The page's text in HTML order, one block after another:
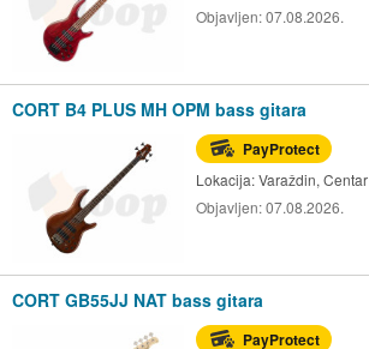
Objavljen:07.08.2026.
CORT B4 PLUS MH OPM bass gitara
PayProtect
Lokacija:Varaždin, Centar
Objavljen:07.08.2026.
CORT GB55JJ NAT bass gitara
PayProtect